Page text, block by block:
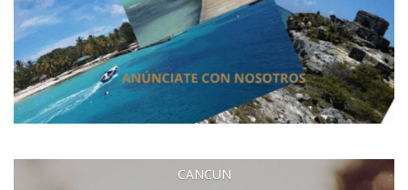
CANCUN